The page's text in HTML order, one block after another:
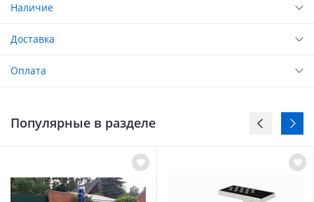
Наличие
Доставка
Оплата
Популярные в разделе